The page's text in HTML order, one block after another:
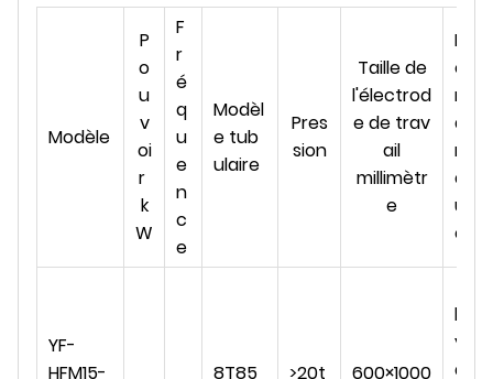
Modèle
P
o
u
v
oi
r
k
W
F
r
é
q
u
e
n
c
e
Modèl
e tub
ulaire
Pres
sion
Taille de
l'électrod
e de trav
ail
millimètr
e
R
e
m
a
r
q
u
e
YF-
HFM15-
8T85 >20t 600×1000
h
y
d